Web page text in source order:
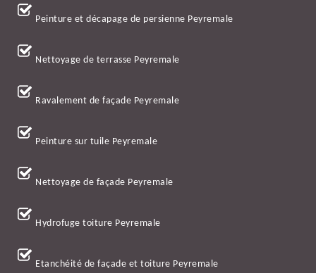
Peinture et décapage de persienne Peyremale
Nettoyage de terrasse Peyremale
Ravalement de façade Peyremale
Peinture sur tuile Peyremale
Nettoyage de façade Peyremale
Hydrofuge toiture Peyremale
Etanchéité de façade et toiture Peyremale